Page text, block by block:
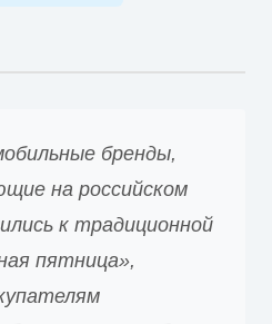
бренды,
на российском
к традиционной
пятница»,